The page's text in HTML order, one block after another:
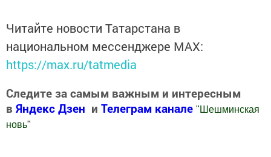
Читайте новости Татарстана в
национальном мессенджере MАХ:
https://max.ru/tatmedia
Следите за самым важным и интересным
в Яндекс Дзен и Телеграм канале " Шешминская
новь"